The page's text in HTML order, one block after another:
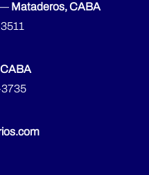
— Mataderos, CABA